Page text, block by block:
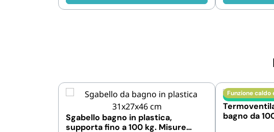
Sgabello bagno in plastica,
supporta fino a 100 kg. Misure
Funzione caldo
bagno da